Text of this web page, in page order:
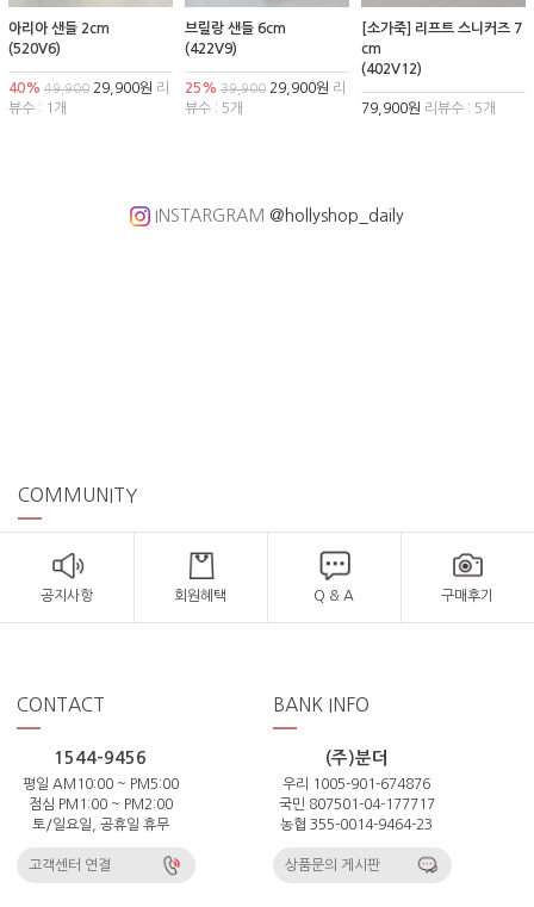
아리아 샌들 2cm
(520V6)
40% 49,900 29,900원 리
뷰수 : 1개
브릴랑 샌들 6cm
(422V9)
25% 39,90029,900원 리
뷰수 : 5개
[소가죽] 리프트 스니커즈 7
cm
(402V12)
79,900원 리뷰수 : 5개
INSTARGRAM @hollyshop_daily
COMMUNITY
공지사항 회원혜택 Q & A 구매후기
CONTACT
1544-9456
평일 AM10:00 ~ PM5:00
점심 PM1:00 ~ PM2:00
토/일요일, 공휴일 휴무
고객센터 연결
BANK INFO
(주)분더
우리 1005-901-674876
국민 807501-04-177717
농협 355-0014-9464-23
상품문의 게시판